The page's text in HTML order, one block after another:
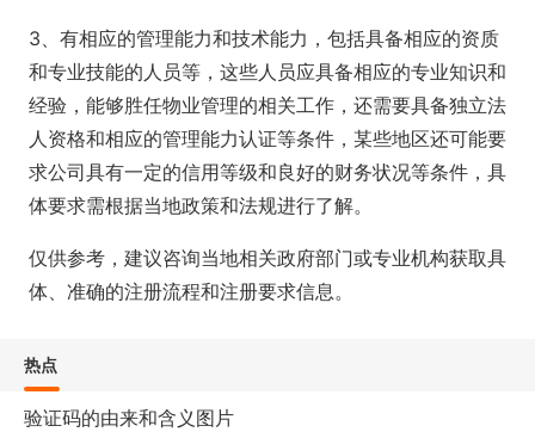
3、有相应的管理能力和技术能力，包括具备相应的资质
和专业技能的人员等，这些人员应具备相应的专业知识和
经验，能够胜任物业管理的相关工作，还需要具备独立法
人资格和相应的管理能力认证等条件，某些地区还可能要
求公司具有一定的信用等级和良好的财务状况等条件，具
体要求需根据当地政策和法规进行了解。
仅供参考，建议咨询当地相关政府部门或专业机构获取具
体、准确的注册流程和注册要求信息。
热点
验证码的由来和含义图片